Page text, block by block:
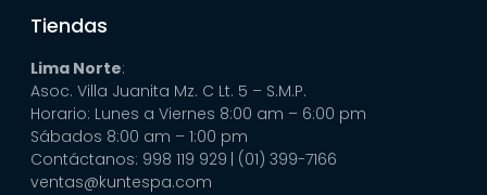
Tiendas
Lima Norte:
Asoc. Villa Juanita Mz. C Lt. 5 – S.M.P.
Horario: Lunes a Viernes 8:00 am – 6:00 pm
Sábados 8:00 am – 1:00 pm
Contáctanos: 998 119 929 | (01) 399-7166
ventas@kuntespa.com